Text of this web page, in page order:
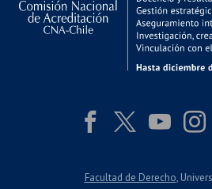
Facultad de Derecho,